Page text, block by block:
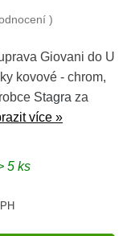
)
Giovani do U
kovové - chrom,
Stagra za
více »
5 ks